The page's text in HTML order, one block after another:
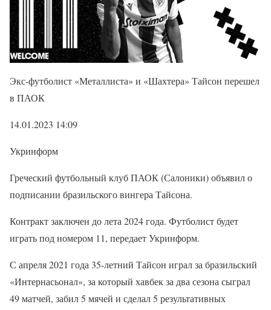
Экс-футболист «Металлиста» и «Шахтера» Тайсон перешел
в ПАОК
14.01.2023 14:09
Укринформ
Греческий футбольный клуб ПАОК (Салоники) объявил о
подписании бразильского вингера Тайсона.
Контракт заключен до лета 2024 года. Футболист будет
играть под номером 11, передает Укринформ.
С апреля 2021 года 35-летний Тайсон играл за бразильский
«Интернасьонал», за который хавбек за два сезона сыграл
49 матчей, забил 5 мячей и сделал 5 результативных